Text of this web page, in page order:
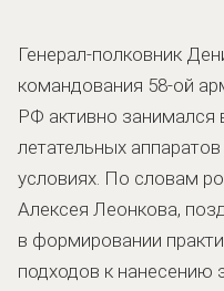
Генерал-полковник
командования 58-ой
РФ активно занимался
летательных
условиях. По словам
Алексея Леонкова,
в формировании
подходов к нанесению